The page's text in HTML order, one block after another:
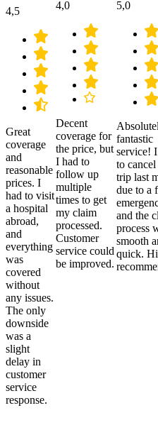
4,5
Great
coverage
and
reasonable
prices. I
had to visit
a hospital
abroad,
and
everything
was
covered
without
any issues.
The only
downside
was a
slight
delay in
customer
service
response.
4,0
Decent
coverage for
the price, but
I had to
follow up
multiple
times to get
my claim
processed.
Customer
service could
be improved.
5,0
fantastic
service!
to
trip last
due to a
and the
process
smooth
quick.